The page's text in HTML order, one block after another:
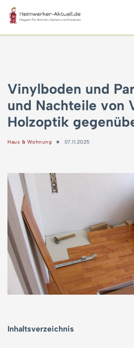
Zum
Inhalt
Vinylboden und
und Nachteile von
Holzoptik
Haus & Wohnung 07.11.2025
Inhaltsverzeichnis